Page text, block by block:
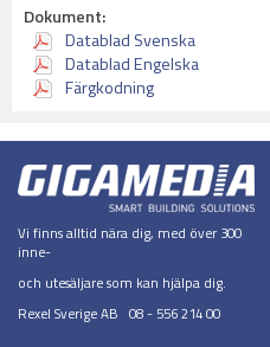
Dokument:
Datablad Svenska
Datablad Engelska
Färgkodning
Vi finns alltid nära dig, med över 300
inne-
och utesäljare som kan hjälpa dig.
Rexel Sverige AB 08 - 556 214 00